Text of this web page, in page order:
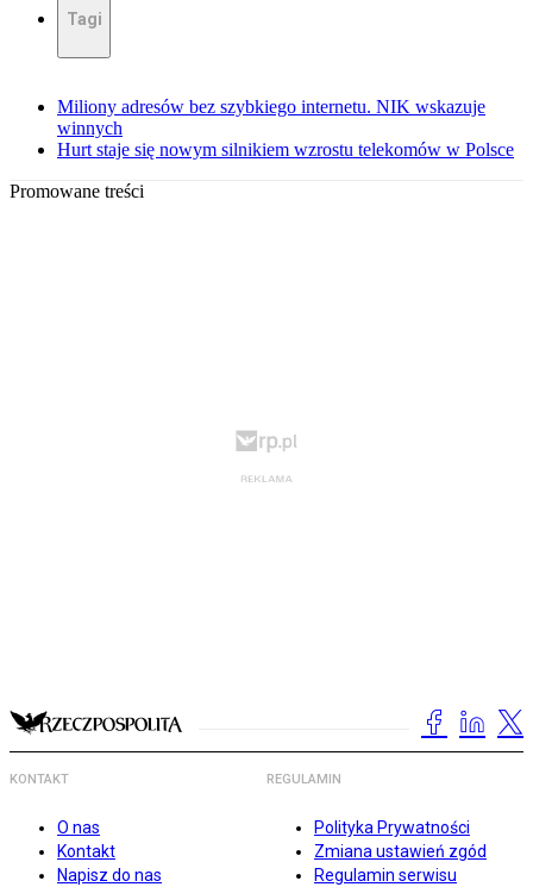
Tagi
Miliony adresów bez szybkiego internetu. NIK wskazuje
winnych
Hurt staje się nowym silnikiem wzrostu telekomów w Polsce
Promowane treści
KONTAKT
O nas
Kontakt
Napisz do nas
REGULAMIN
Polityka Prywatności
Zmiana ustawień zgód
Regulamin serwisu